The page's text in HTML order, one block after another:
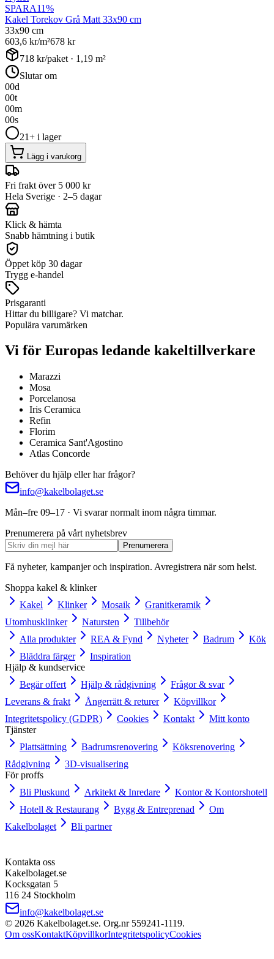
SPARA11%
Kakel Torekov Grå Matt 33x90 cm
33x90 cm
603,6 kr/m²678 kr
718 kr/paket · 1,19 m²
Slutar om
00d
00t
00m
00s
21+ i lager
Lägg i varukorg
Fri frakt över 5 000 kr
Hela Sverige · 2–5 dagar
Klick & hämta
Snabb hämtning i butik
Öppet köp 30 dagar
Trygg e-handel
Prisgaranti
Hittar du billigare? Vi matchar.
Populära varumärken
Vi för Europas ledande kakeltillverkare
Marazzi
Mosa
Porcelanosa
Iris Ceramica
Refin
Florim
Ceramica Sant'Agostino
Atlas Concorde
Behöver du hjälp eller har frågor?
info@kakelbolaget.se
Mån–fre 09–17 · Vi svarar normalt inom några timmar.
Prenumerera på vårt nyhetsbrev
Prenumerera
Få nyheter, kampanjer och inspiration. Avregistrera när som helst.
Shoppa kakel & klinker
Kakel
Klinker Mosaik
Granitkeramik
Utomhusklinker
Natursten
Tillbehör
Alla produkter
REA & Fynd Nyheter Badrum
Kök
Bläddra färger
Inspiration
Hjälp & kundservice
Begär offert
Hjälp & rådgivning
Frågor & svar
Leverans & frakt
Ångerrätt & returer
Köpvillkor
Integritetspolicy (GDPR)
Cookies Kontakt
Mitt konto
Tjänster
Plattsättning
Badrumsrenovering
Köksrenovering
Rådgivning
3D-visualisering
För proffs
Bli Pluskund
Arkitekt & Inredare
Kontor & Kontorshotell
Hotell & Restaurang
Bygg & Entreprenad
Om
Kakelbolaget
Bli partner
Kontakta oss
Kakelbolaget.se
Kocksgatan 5
116 24 Stockholm
info@kakelbolaget.se
© 2026 Kakelbolaget.se. Org.nr 559241‑1119.
Om ossKontaktKöpvillkorIntegritetspolicyCookies